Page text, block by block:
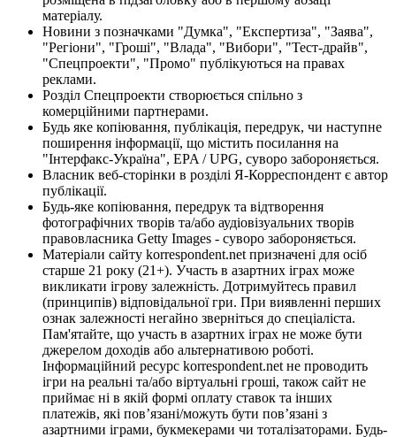
матеріалу.
Новини з позначками "Думка", "Експертиза", "Заява",
"Регіони", "Гроші", "Влада", "Вибори", "Тест-драйв",
"Спецпроекти", "Промо" публікуються на правах
реклами.
Розділ Спецпроекти створюється спільно з
комерційними партнерами.
Будь яке копіювання, публікація, передрук, чи наступне
поширення інформації, що містить посилання на
"Інтерфакс-Україна", EPA / UPG, суворо забороняється.
Власник веб-сторінки в розділі Я-Корреспондент є автор
публікації.
Будь-яке копіювання, передрук та відтворення
фотографічних творів та/або аудіовізуальних творів
правовласника Getty Images - суворо забороняється.
Матеріали сайту korrespondent.net призначені для осіб
старше 21 року (21+). Участь в азартних іграх може
викликати ігрову залежність. Дотримуйтесь правил
(принципів) відповідальної гри. При виявленні перших
ознак залежності негайно зверніться до спеціаліста.
Пам'ятайте, що участь в азартних іграх не може бути
джерелом доходів або альтернативою роботі.
Інформаційний ресурс korrespondent.net не проводить
ігри на реальні та/або віртуальні гроші, також сайт не
приймає ні в якій формі оплату ставок та інших
платежів, які пов’язані/можуть бути пов’язані з
азартними іграми, букмекерами чи тоталізаторами. Будь-